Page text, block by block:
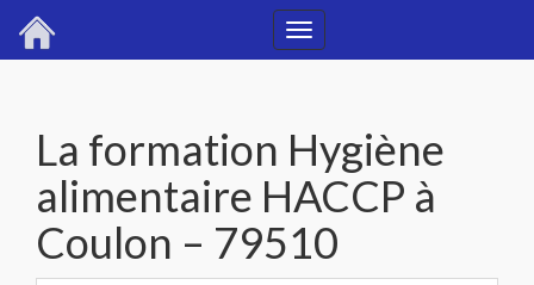
Toggle
La formation Hygiène
alimentaire HACCP à
Coulon – 79510